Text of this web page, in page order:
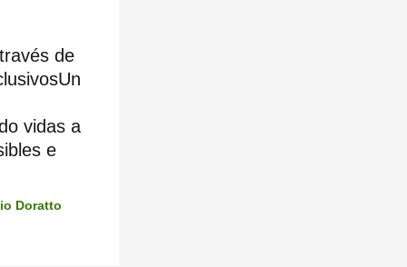
de
vidas a
e
Doratto